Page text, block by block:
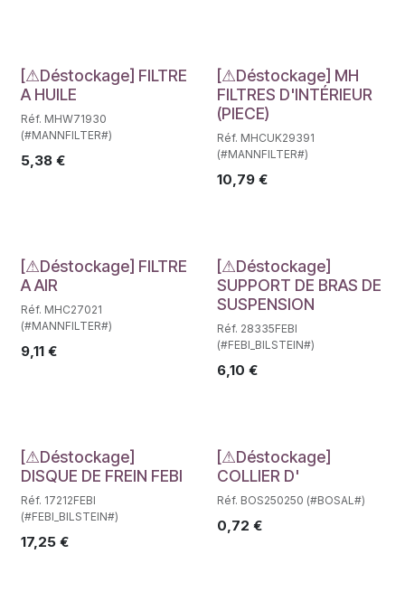
Déstockage
[⚠Déstockage] FILTRE
A HUILE
Réf. MHW71930
(#MANNFILTER#)
5,38 €
Déstockage
[⚠Déstockage] MH
FILTRES D'INTÉRIEUR
(PIECE)
Réf. MHCUK29391
(#MANNFILTER#)
10,79€
Déstockage
[⚠Déstockage] FILTRE
A AIR
Réf. MHC27021
(#MANNFILTER#)
9,11 €
Déstockage
[⚠Déstockage]
SUPPORT DE BRAS DE
SUSPENSION
Réf. 28335FEBI
(#FEBI_BILSTEIN#)
6,10 €
Déstockage
[⚠Déstockage]
DISQUE DE FREIN FEBI
Réf. 17212FEBI
(#FEBI_BILSTEIN#)
17,25 €
Déstockage
[⚠Déstockage]
COLLIER D'
Réf. BOS250250 (#BOSAL#)
0,72 €